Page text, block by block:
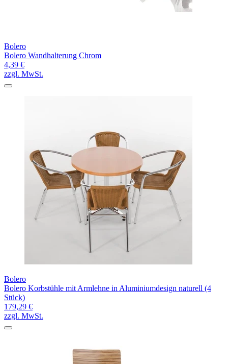
Bolero
Bolero Wandhalterung Chrom
4,39 €
zzgl. MwSt.
Bolero
Bolero Korbstühle mit Armlehne in Aluminiumdesign naturell (4
Stück)
179,29 €
zzgl. MwSt.